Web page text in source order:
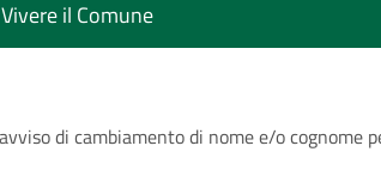
Vivere il Comune
di cambiamento di nome e/o cognome